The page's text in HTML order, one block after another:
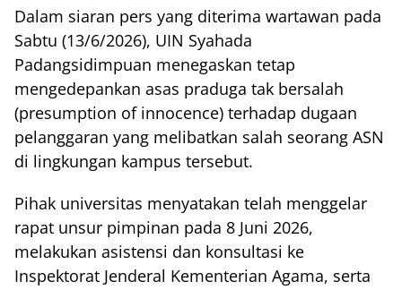
Dalam siaran pers yang diterima wartawan pada
Sabtu (13/6/2026), UIN Syahada
Padangsidimpuan menegaskan tetap
mengedepankan asas praduga tak bersalah
(presumption of innocence) terhadap dugaan
pelanggaran yang melibatkan salah seorang ASN
di lingkungan kampus tersebut.
Pihak universitas menyatakan telah menggelar
rapat unsur pimpinan pada 8 Juni 2026,
melakukan asistensi dan konsultasi ke
Inspektorat Jenderal Kementerian Agama, serta